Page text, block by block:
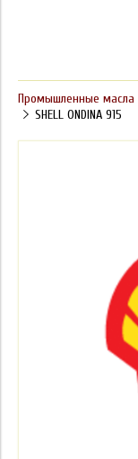
Промышленные масла
SHELL ONDINA 915